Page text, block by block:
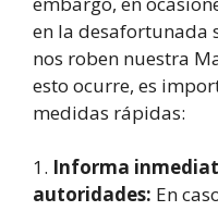
en la desafortunada
nos roben nuestra
esto ocurre, es
medidas rápidas:
1. Informa
autoridades: En